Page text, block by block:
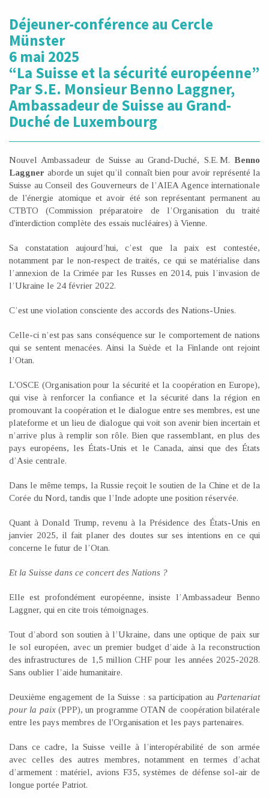
Déjeuner-conférence au Cercle
Münster
6 mai 2025
“La Suisse et la sécurité européenne”
Par S.E. Monsieur Benno Laggner,
Ambassadeur de Suisse au Grand-
Duché de Luxembourg
Nouvel Ambassadeur de Suisse au Grand-Duché, S.E. M. Benno
Laggner aborde un sujet qu’il connaît bien pour avoir représenté la
Suisse au Conseil des Gouverneurs de l’AIEA Agence internationale
de l'énergie atomique et avoir été son représentant permanent au
CTBTO (Commission préparatoire de l’Organisation du traité
d'interdiction complète des essais nucléaires) à Vienne.
Sa constatation aujourd’hui, c’est que la paix est contestée,
notamment par le non-respect de traités, ce qui se matérialise dans
l’annexion de la Crimée par les Russes en 2014, puis l’invasion de
l’Ukraine le 24 février 2022.
C’est une violation consciente des accords des Nations-Unies.
Celle-ci n’est pas sans conséquence sur le comportement de nations
qui se sentent menacées. Ainsi la Suède et la Finlande ont rejoint
l’Otan.
L'OSCE (Organisation pour la sécurité et la coopération en Europe),
qui vise à renforcer la confiance et la sécurité dans la région en
promouvant la coopération et le dialogue entre ses membres, est une
plateforme et un lieu de dialogue qui voit son avenir bien incertain et
n’arrive plus à remplir son rôle. Bien que rassemblant, en plus des
pays européens, les États-Unis et le Canada, ainsi que des États
d’Asie centrale.
Dans le même temps, la Russie reçoit le soutien de la Chine et de la
Corée du Nord, tandis que l’Inde adopte une position réservée.
Quant à Donald Trump, revenu à la Présidence des États-Unis en
janvier 2025, il fait planer des doutes sur ses intentions en ce qui
concerne le futur de l’Otan.
Et la Suisse dans ce concert des Nations ?
Elle est profondément européenne, insiste l’Ambassadeur Benno
Laggner, qui en cite trois témoignages.
Tout d’abord son soutien à l’Ukraine, dans une optique de paix sur
le sol européen, avec un premier budget d’aide à la reconstruction
des infrastructures de 1,5 million CHF pour les années 2025-2028.
Sans oublier l’aide humanitaire.
Deuxième engagement de la Suisse : sa participation au Partenariat
pour la paix(PPP), un programme OTAN de coopération bilatérale
entre les pays membres de l'Organisation et les pays partenaires.
Dans ce cadre, la Suisse veille à l’interopérabilité de son armée
avec celles des autres membres, notamment en termes d’achat
d’armement : matériel, avions F35, systèmes de défense sol-air de
longue portée Patriot.